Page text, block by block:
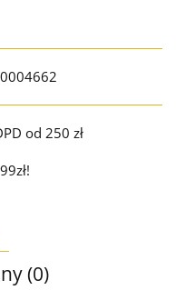
od 250 zł
(0)